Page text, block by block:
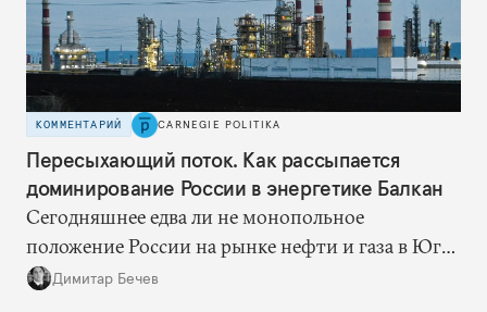
КОММЕНТАРИЙ CARNEGIE POLITIKA
Пересыхающий поток. Как рассыпается
доминирование России в энергетике Балкан
Сегодняшнее едва ли не монопольное
положение России на рынке нефти и газа в Юго-
Восточной Европе — это уходящая натура.
Димитар Бечев